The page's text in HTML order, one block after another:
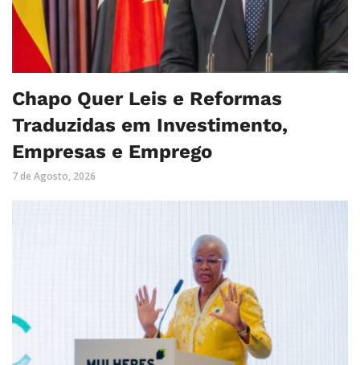
Chapo Quer Leis e Reformas
Traduzidas em Investimento,
Empresas e Emprego
7 de Agosto, 2026